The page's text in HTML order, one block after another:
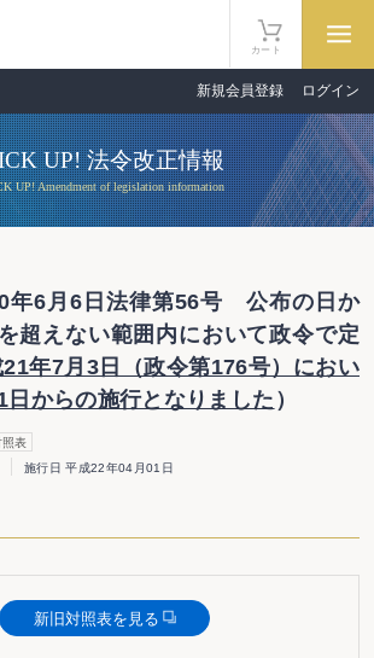
カート
新規会員登録 ログイン
UP! 法令改正情報
UP! Amendment of legislation information
年6月6日法律第56号 公布の日か
超えない範囲内において政令で定
年7月3日（政令第176号）におい
からの施行となりました ）
照表
施行日 平成22年04月01日
新旧対照表を見る